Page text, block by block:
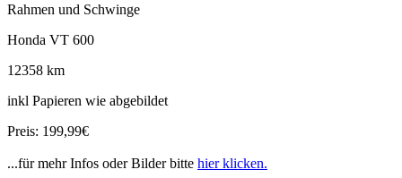
Rahmen und Schwinge
Honda VT 600
12358 km
inkl Papieren wie abgebildet
Preis: 199,99€
...für mehr Infos oder Bilder bitte hier klicken.